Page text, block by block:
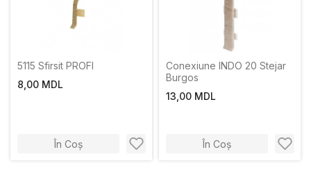
5115 Sfirsit PROFI
8,00 MDL
În Coș
Conexiune INDO 20 Stejar
Burgos
13,00 MDL
În Coș